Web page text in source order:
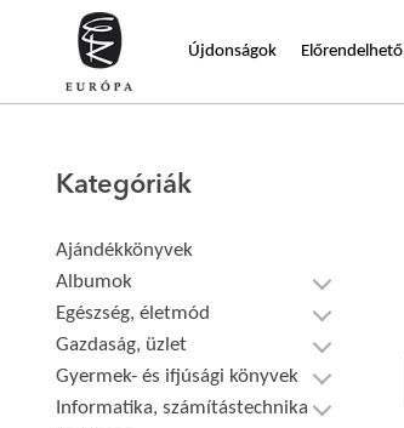
Újdonságok Előrendelhető
Kategóriák
Ajándékkönyvek
Albumok
Egészség, életmód
Gazdaság, üzlet
Gyermek- és ifjúsági könyvek
Informatika, számítástechnika